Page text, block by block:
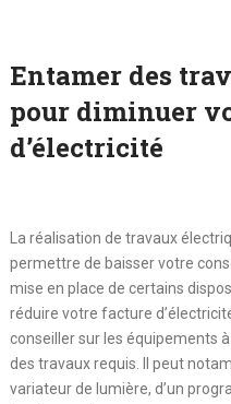
Entamer des
pour diminuer
d’électricité
La réalisation de travaux
permettre de baisser votre
mise en place de certains
réduire votre facture
conseiller sur les équipements
des travaux requis. Il peut
variateur de lumière, d’un